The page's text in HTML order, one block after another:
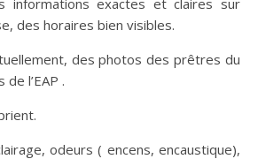
des horaires bien visibles.
des photos des prêtres du
l’EAP .
odeurs ( encens, encaustique),